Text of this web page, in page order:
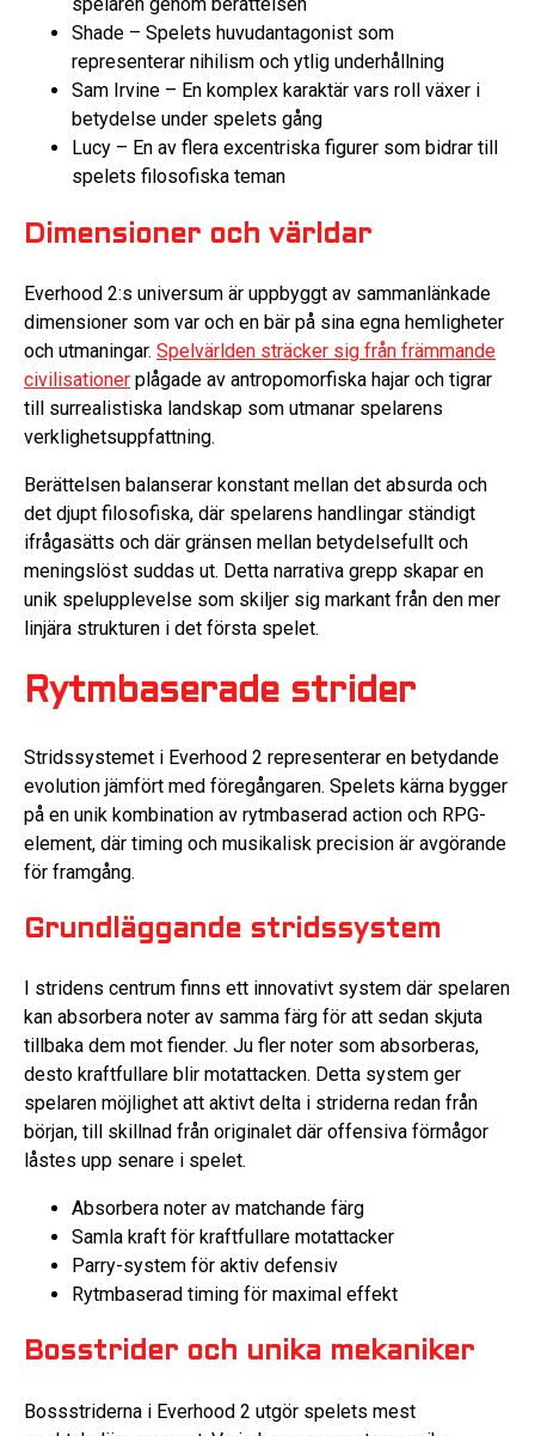
spelaren genom berättelsen
Shade – Spelets huvudantagonist som
representerar nihilism och ytlig underhållning
Sam Irvine – En komplex karaktär vars roll växer i
betydelse under spelets gång
Lucy – En av flera excentriska figurer som bidrar till
spelets filosofiska teman
Dimensioner och världar
Everhood 2:s universum är uppbyggt av sammanlänkade
dimensioner som var och en bär på sina egna hemligheter
och utmaningar. Spelvärlden sträcker sig från främmande
civilisationer plågade av antropomorfiska hajar och tigrar
till surrealistiska landskap som utmanar spelarens
verklighetsuppfattning.
Berättelsen balanserar konstant mellan det absurda och
det djupt filosofiska, där spelarens handlingar ständigt
ifrågasätts och där gränsen mellan betydelsefullt och
meningslöst suddas ut. Detta narrativa grepp skapar en
unik spelupplevelse som skiljer sig markant från den mer
linjära strukturen i det första spelet.
Rytmbaserade strider
Stridssystemet i Everhood 2 representerar en betydande
evolution jämfört med föregångaren. Spelets kärna bygger
på en unik kombination av rytmbaserad action och RPG-
element, där timing och musikalisk precision är avgörande
för framgång.
Grundläggande stridssystem
I stridens centrum finns ett innovativt system där spelaren
kan absorbera noter av samma färg för att sedan skjuta
tillbaka dem mot fiender. Ju fler noter som absorberas,
desto kraftfullare blir motattacken. Detta system ger
spelaren möjlighet att aktivt delta i striderna redan från
början, till skillnad från originalet där offensiva förmågor
låstes upp senare i spelet.
Absorbera noter av matchande färg
Samla kraft för kraftfullare motattacker
Parry-system för aktiv defensiv
Rytmbaserad timing för maximal effekt
Bosstrider och unika mekaniker
Bossstriderna i Everhood 2 utgör spelets mest